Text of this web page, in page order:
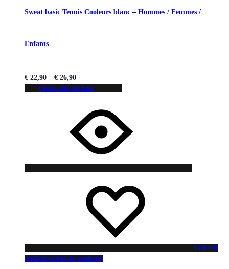
Sweat basic Tennis Cooleurs blanc – Hommes / Femmes /
Enfants
€ 22,90 – € 26,90
Choix des options
Liste de
souhaits Liste de souhaits